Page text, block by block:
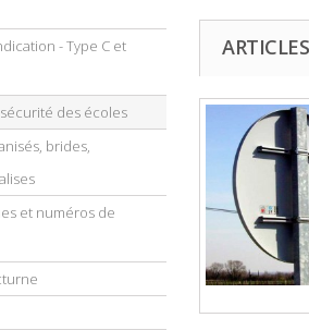
- Type C et
des écoles
brides,
et numéros de